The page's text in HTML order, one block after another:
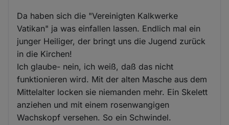
Da haben sich die "Vereinigten Kalkwerke
Vatikan" ja was einfallen lassen. Endlich mal ein
junger Heiliger, der bringt uns die Jugend zurück
in die Kirchen!
Ich glaube- nein, ich weiß, daß das nicht
funktionieren wird. Mit der alten Masche aus dem
Mittelalter locken sie niemanden mehr. Ein Skelett
anziehen und mit einem rosenwangigen
Wachskopf versehen. So ein Schwindel.